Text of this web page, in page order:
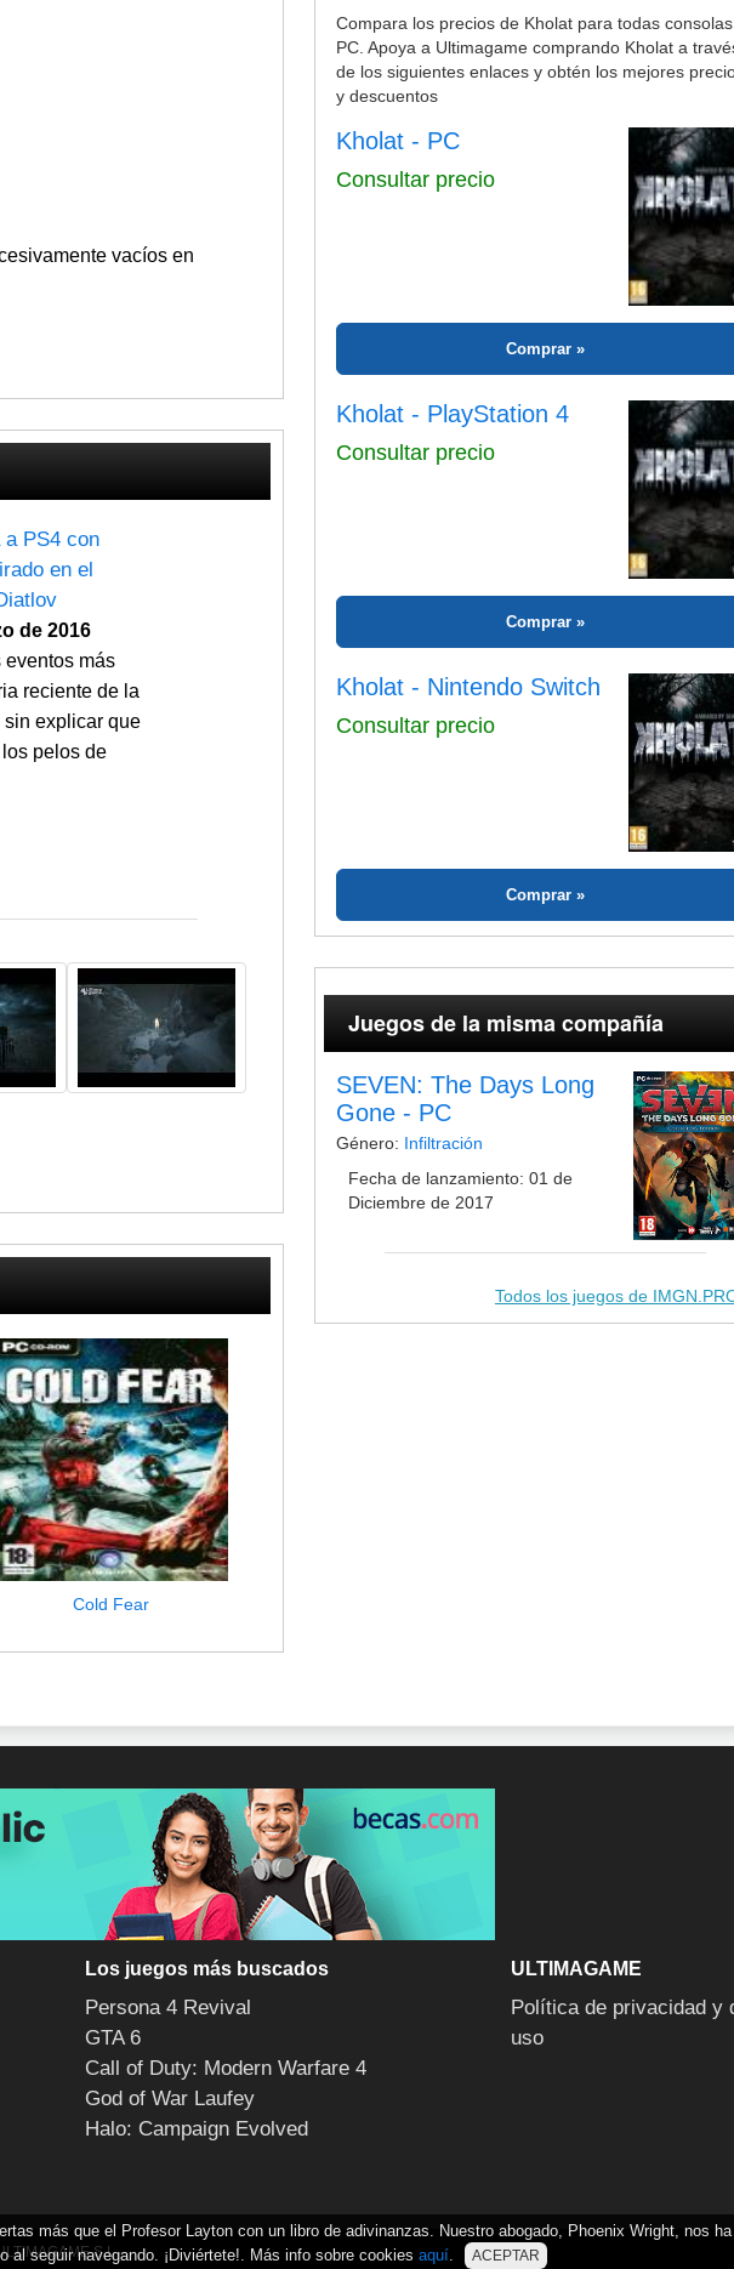
vacíos en
PS4 con
en el
de 2016
eventos más
reciente de la
sin explicar que
pelos de
Cold Fear
Compara los precios de Kholat para todas
PC. Apoya a Ultimagame comprando Kholat a
de los siguientes enlaces y obtén los mejores
y descuentos
Kholat - PC
Consultar precio
Comprar
Kholat - PlayStation 4
Consultar precio
Comprar
Kholat - Nintendo Switch
Consultar precio
Comprar
Juegos de la misma compañía
SEVEN: The Days Long
Gone - PC
Género: Infiltración
Fecha de lanzamiento: 01 de
Diciembre de 2017
Todos los juegos de
Los juegos más buscados
Persona 4 Revival
GTA 6
Call of Duty: Modern Warfare 4
God of War Laufey
Halo: Campaign Evolved
ULTIMAGAME
Política de privacidad y
uso
S.L.
más que el Profesor Layton con un libro de adivinanzas. Nuestro abogado, Phoenix Wright, nos ha
seguir navegando. ¡Diviértete!. Más info sobre cookies aquí. ACEPTAR